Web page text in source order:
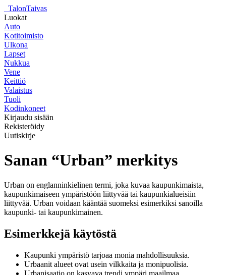
TalonTaivas
Luokat
Auto
Kotitoimisto
Ulkona
Lapset
Nukkua
Vene
Keittiö
Valaistus
Tuoli
Kodinkoneet
Kirjaudu sisään
Rekisteröidy
Uutiskirje
Sanan “Urban” merkitys
Urban on englanninkielinen termi, joka kuvaa kaupunkimaista,
kaupunkimaiseen ympäristöön liittyvää tai kaupunkialueisiin
liittyvää. Urban voidaan kääntää suomeksi esimerkiksi sanoilla
kaupunki- tai kaupunkimainen.
Esimerkkejä käytöstä
Kaupunki ympäristö tarjoaa monia mahdollisuuksia.
Urbaanit alueet ovat usein vilkkaita ja monipuolisia.
Urbanisaatio on kasvava trendi ympäri maailmaa.